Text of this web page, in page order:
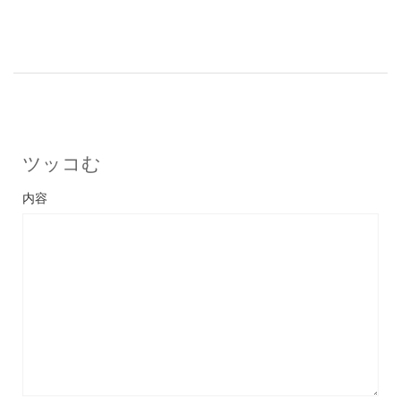
ツッコむ